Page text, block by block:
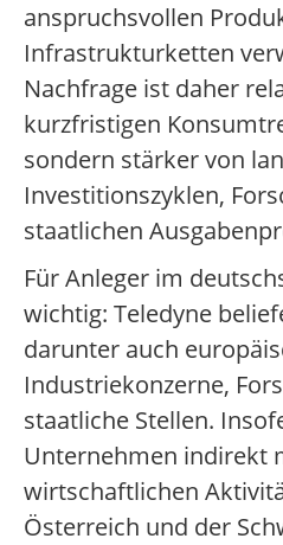
anspruchsvollen
Infrastrukturketten
Nachfrage ist daher
kurzfristigen
sondern stärker von
Investitionszyklen,
staatlichen
Für Anleger im
wichtig: Teledyne
darunter auch
Industriekonzerne,
staatliche Stellen.
Unternehmen indirekt
wirtschaftlichen
Österreich und der